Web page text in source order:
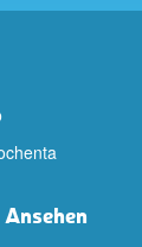
Ansehen